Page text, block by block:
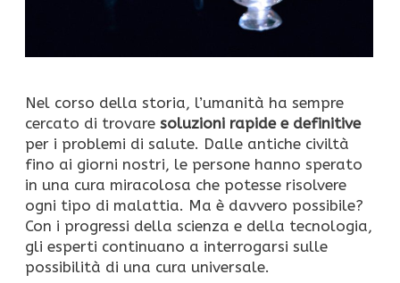
Nel corso della storia, l’umanità ha sempre
cercato di trovare soluzioni rapide e definitive
per i problemi di salute. Dalle antiche civiltà
fino ai giorni nostri, le persone hanno sperato
in una cura miracolosa che potesse risolvere
ogni tipo di malattia. Ma è davvero possibile?
Con i progressi della scienza e della tecnologia,
gli esperti continuano a interrogarsi sulle
possibilità di una cura universale.